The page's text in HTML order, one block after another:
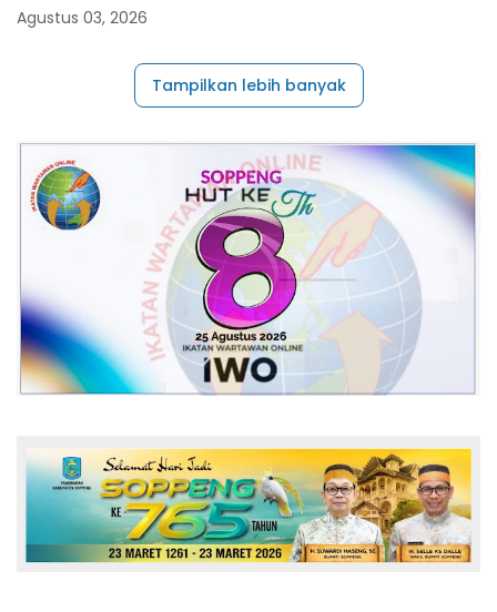
Agustus 03, 2026
Tampilkan lebih banyak